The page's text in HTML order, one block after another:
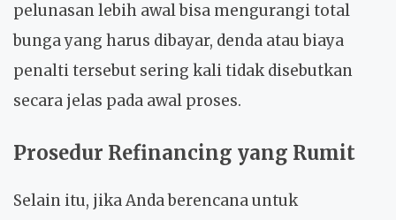
pelunasan lebih awal bisa mengurangi total
bunga yang harus dibayar, denda atau biaya
penalti tersebut sering kali tidak disebutkan
secara jelas pada awal proses.
Prosedur Refinancing yang Rumit
Selain itu, jika Anda berencana untuk